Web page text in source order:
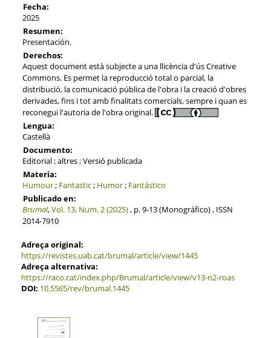
Fecha:
2025
Resumen:
Presentación.
Derechos:
Aquest document està subjecte a una llicència d'ús Creative
Commons. Es permet la reproducció total o parcial, la
distribució, la comunicació pública de l'obra i la creació d'obres
derivades, fins i tot amb finalitats comercials, sempre i quan es
reconegui l'autoria de l'obra original.
Lengua:
Castellà
Documento:
Editorial ; altres ; Versió publicada
Materia:
Humour; Fantastic; Humor; Fantástico
Publicado en:
Brumal,Vol. 13, Num. 2 (2025), p. 9-13 (Monográfico) , ISSN
2014-7910
Adreça original:
https://revistes.uab.cat/brumal/article/view/1445
Adreça alternativa:
https://raco.cat/index.php/Brumal/article/view/v13-n2-roas
DOI: 10.5565/rev/brumal.1445